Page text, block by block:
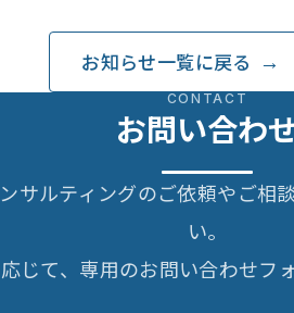
お知らせ一覧に戻る
CONTACT
お問い合わ
サルティングのご依頼やご相
い。
じて、専用のお問い合わせフ